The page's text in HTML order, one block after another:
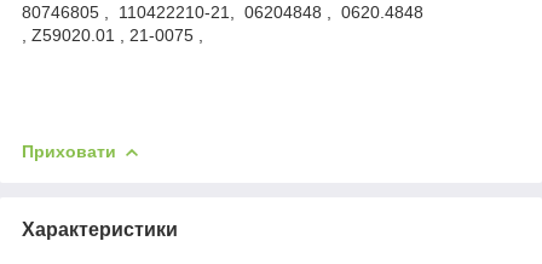
80746805 , 110422210-21, 06204848 , 0620.4848
, Z59020.01 , 21-0075 ,
Приховати
Характеристики